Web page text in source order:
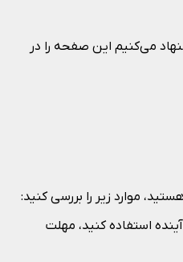
می‌کنیم این صفحه را در
موارد زیر را بررسی کنید:
استفاده کنید، مهلت